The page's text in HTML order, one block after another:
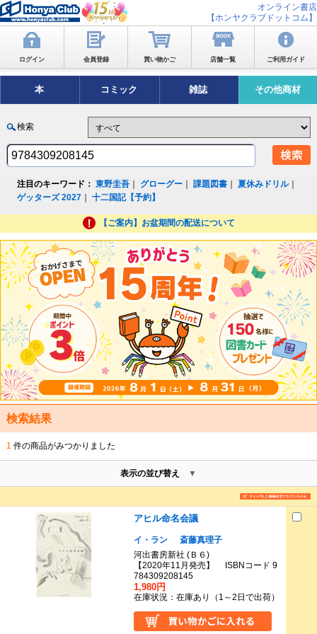
オンライン書店
【ホンヤクラブドットコム】
ログイン 会員登録 買い物かご 店舗一覧 ご利用ガイド
本 コミック 雑誌 その他商材
検索
注目のキーワード： 東野圭吾 グローグー ｜課題図書 ｜夏休みドリル｜
ゲッターズ 2027 ｜十二国記【予約】
【ご案内】お盆期間の配送について
検索結果
1 件の商品がみつかりました
表示の並び替え
アヒル命名会議
イ・ラン
斎藤真理子
河出書房新社 (Ｂ６)
【2020年11月発売】 ISBNコード 9
784309208145
1,980円
在庫状況：在庫あり（1～2日で出荷）